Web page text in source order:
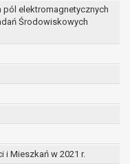
elektromagnetycznych
Środowiskowych
i Mieszkań w 2021 r.
przetwarzanie
umowy, do
dofinansowanie
wynikający z
między
trwałości
zachowania
kontrolnych.
przez